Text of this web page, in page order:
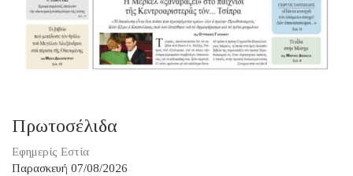
Πρωτοσέλιδα
Εφημερίς Εστία
Παρασκευή 07/08/2026